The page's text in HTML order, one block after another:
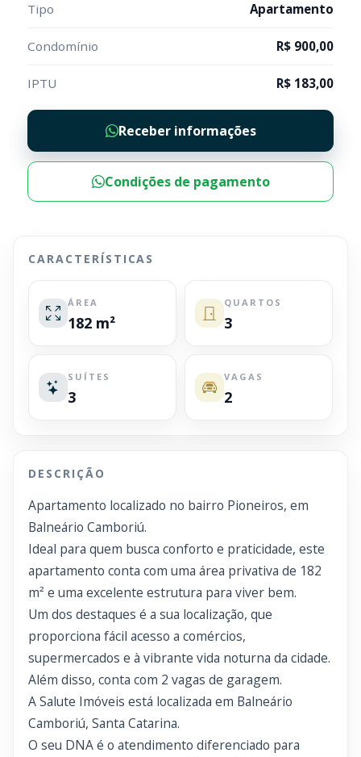
Tipo Apartamento
Condomínio R$ 900,00
IPTU R$ 183,00
Receber informações
Condições de pagamento
CARACTERÍSTICAS
ÁREA
182 m²
QUARTOS
3
SUÍTES
3
VAGAS
2
DESCRIÇÃO
Apartamento localizado no bairro Pioneiros, em
Balneário Camboriú.
Ideal para quem busca conforto e praticidade, este
apartamento conta com uma área privativa de 182
m² e uma excelente estrutura para viver bem.
Um dos destaques é a sua localização, que
proporciona fácil acesso a comércios,
supermercados e à vibrante vida noturna da cidade.
Além disso, conta com 2 vagas de garagem.
A Salute Imóveis está localizada em Balneário
Camboriú, Santa Catarina.
O seu DNA é o atendimento diferenciado para